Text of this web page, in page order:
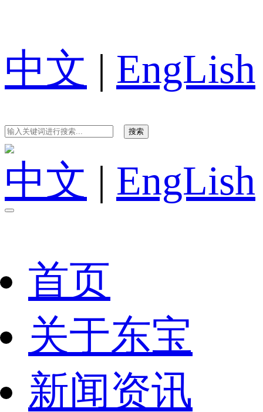
中文 | EngLish
中文 | EngLish
首页
关于东宝
新闻资讯